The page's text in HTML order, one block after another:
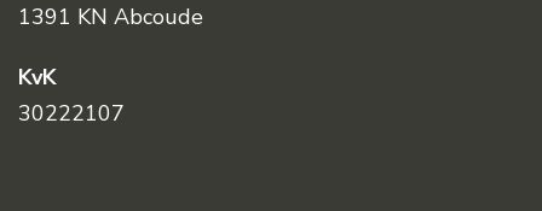
1391 KN Abcoude
KvK
30222107